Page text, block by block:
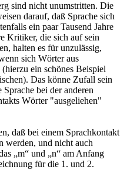
sind nicht unumstritten. Die
darauf, daß Sprache sich
ein paar Tausend Jahre
Kritiker, die sich auf sein
halten es für unzulässig,
sich Wörter aus
ein schönes Beispiel
Das könne Zufall sein
bei der anderen
Wörter "ausgeliehen"
daß bei einem Sprachkontakt
werden, und nicht auch
„m“ und „n“ am Anfang
für die 1. und 2.